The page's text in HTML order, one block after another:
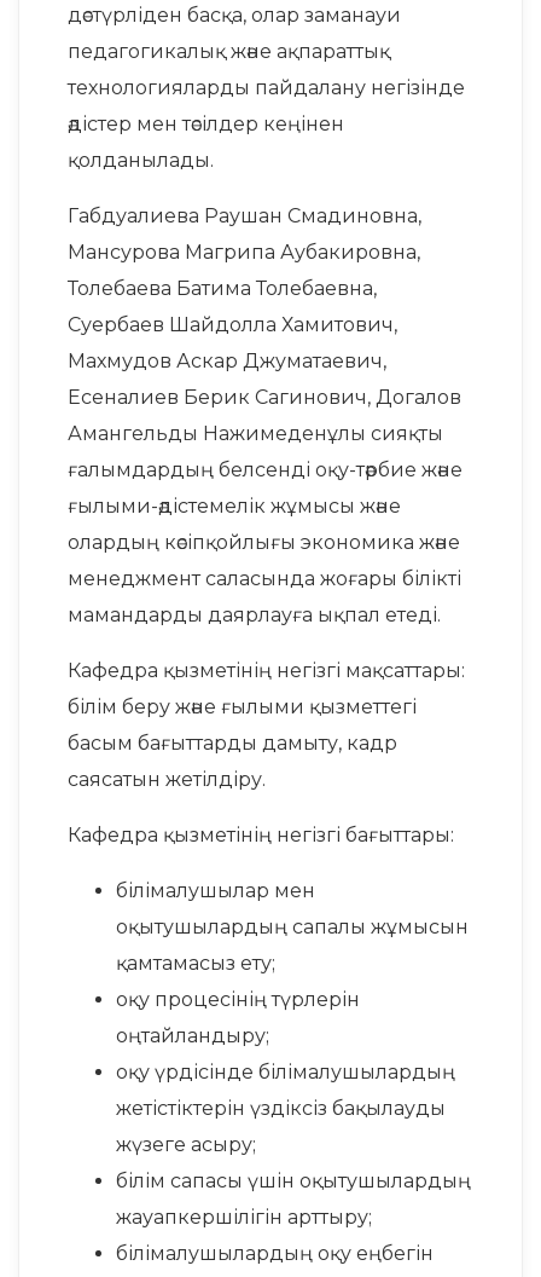
дәстүрліден басқа, олар заманауи
педагогикалық және ақпараттық
технологияларды пайдалану негізінде
әдістер мен тәсілдер кеңінен
қолданылады.
Габдуалиева Раушан Смадиновна,
Мансурова Магрипа Аубакировна,
Толебаева Батима Толебаевна,
Суербаев Шайдолла Хамитович,
Махмудов Аскар Джуматаевич,
Есеналиев Берик Сагинович, Догалов
Амангельды Нажимеденұлы сияқты
ғалымдардың белсенді оқу-тәрбие және
ғылыми-әдістемелік жұмысы және
олардың кәсіпқойлығы экономика және
менеджмент саласында жоғары білікті
мамандарды даярлауға ықпал етеді.
Кафедра қызметінің негізгі мақсаттары:
білім беру және ғылыми қызметтегі
басым бағыттарды дамыту, кадр
саясатын жетілдіру.
Кафедра қызметінің негізгі бағыттары:
білімалушылар мен
оқытушылардың сапалы жұмысын
қамтамасыз ету;
оқу процесінің түрлерін
оңтайландыру;
оқу үрдісінде білімалушылардың
жетістіктерін үздіксіз бақылауды
жүзеге асыру;
білім сапасы үшін оқытушылардың
жауапкершілігін арттыру;
білімалушылардың оқу еңбегін